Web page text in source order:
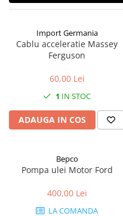
1.4.2. Joystick
1.4.3. Distribuitoare
1.5. Motoare
1.5.1. Combustibili
1.5.3. Garnituri
1.5.4. Piese de schimb pentru
motor si accesorii
Import Germania
Cablu acceleratie Massey
Ferguson
60,00 Lei
1 IN STOC
ADAUGA IN COS
Bepco
Pompa ulei Motor Ford
400,00 Lei
LA COMANDA